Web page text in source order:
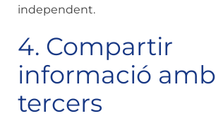
independent.
4. Compartir
informació amb
tercers